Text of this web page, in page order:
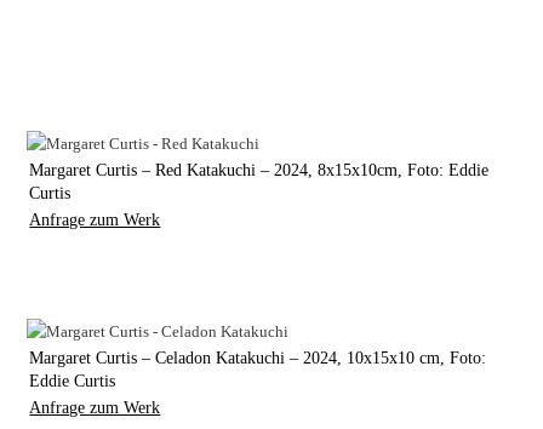
Margaret Curtis – Red Katakuchi – 2024, 8x15x10cm, Foto: Eddie
Curtis
Anfrage zum Werk
Margaret Curtis – Celadon Katakuchi – 2024, 10x15x10 cm, Foto:
Eddie Curtis
Anfrage zum Werk